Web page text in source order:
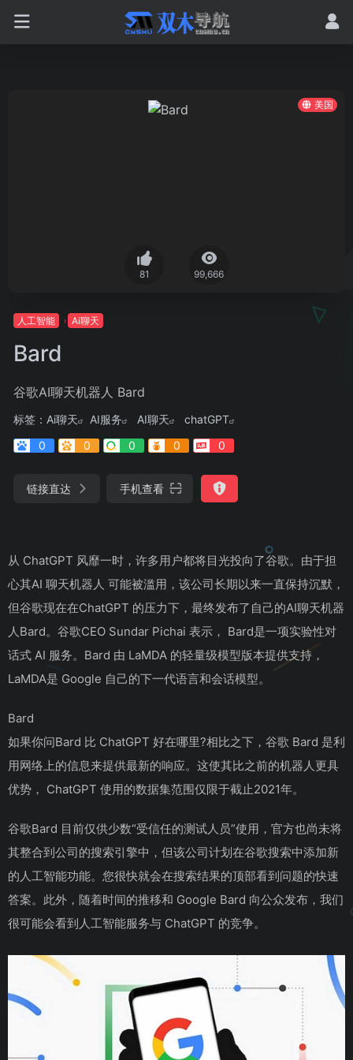
美国
81 99,666
人工智能 Ai聊天
‎Bard
谷歌AI聊天机器人 Bard
标签： Ai聊天 AI服务 AI聊天
chatGPT
0
0 0 0 0
链接直达 手机查看
从 ChatGPT 风靡一时，许多用户都将目光投向了谷歌。由于担
心其AI 聊天机器人 可能被滥用，该公司长期以来一直保持沉默，
但谷歌现在在ChatGPT 的压力下，最终发布了自己的AI聊天机器
人Bard。谷歌CEO Sundar Pichai 表示， Bard是一项实验性对
话式 AI 服务。Bard 由 LaMDA 的轻量级模型版本提供支持，
LaMDA是 Google 自己的下一代语言和会话模型。
Bard
如果你问Bard 比 ChatGPT 好在哪里?相比之下，谷歌 Bard 是利
用网络上的信息来提供最新的响应。这使其比之前的机器人更具
优势， ChatGPT 使用的数据集范围仅限于截止2021年。
谷歌Bard 目前仅供少数“受信任的测试人员”使用，官方也尚未将
其整合到公司的搜索引擎中，但该公司计划在谷歌搜索中添加新
的人工智能功能。您很快就会在搜索结果的顶部看到问题的快速
答案。此外，随着时间的推移和 Google Bard 向公众发布，我们
很可能会看到人工智能服务与 ChatGPT 的竞争。